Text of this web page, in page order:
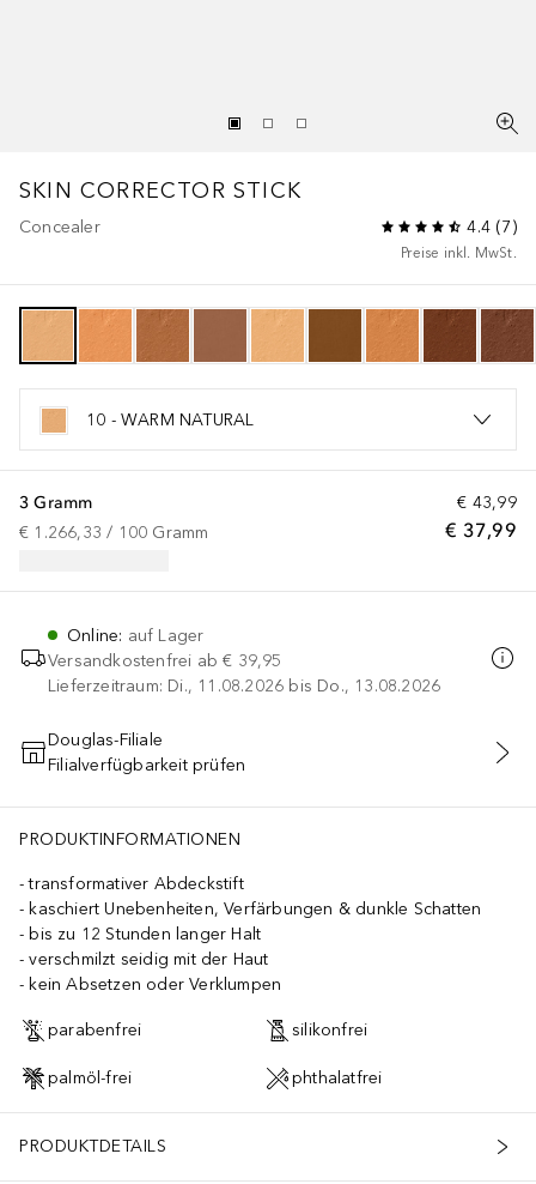
SKIN CORRECTOR STICK
Concealer 4.4 (7)
Preise inkl. MwSt.
10 - WARM NATURAL
€ 43,99
€ 37,99
3 Gramm
€ 1.266,33 / 100 Gramm
Online: auf Lager
Versandkostenfrei ab € 39,95
Lieferzeitraum: Di., 11.08.2026 bis Do., 13.08.2026
IN DEN WARENKORB
Douglas-Filiale
Filialverfügbarkeit prüfen
PRODUKTINFORMATIONEN
transformativer Abdeckstift
kaschiert Unebenheiten, Verfärbungen & dunkle Schatten
bis zu 12 Stunden langer Halt
verschmilzt seidig mit der Haut
kein Absetzen oder Verklumpen
parabenfrei silikonfrei
palmöl-frei phthalatfrei
PRODUKTDETAILS